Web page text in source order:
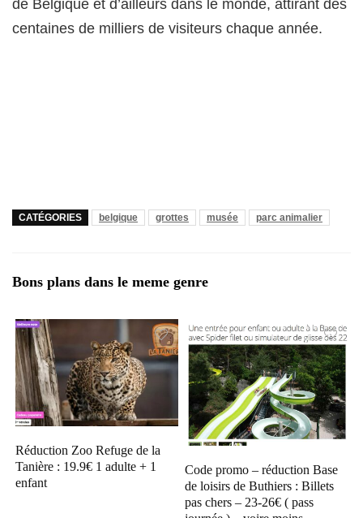
de Belgique et d’ailleurs dans le monde, attirant des
centaines de milliers de visiteurs chaque année.
CATÉGORIES belgique grottes musée parc animalier
Bons plans dans le meme genre
Réduction Zoo Refuge de la
Tanière : 19.9€ 1 adulte + 1
enfant
Code promo – réduction Base
de loisirs de Buthiers : Billets
pas chers – 23-26€ ( pass